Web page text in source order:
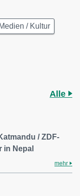
Medien / Kultur
Alle
/ ZDF-
in Nepal
mehr